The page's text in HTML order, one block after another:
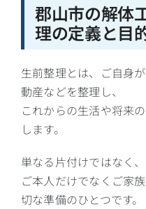
郡山市の解体
理の定義と目
生前整理とは、ご自身
動産などを整理し、
これからの生活や将来
します。
単なる片付けではなく
ご本人だけでなくご家
切な準備のひとつです。